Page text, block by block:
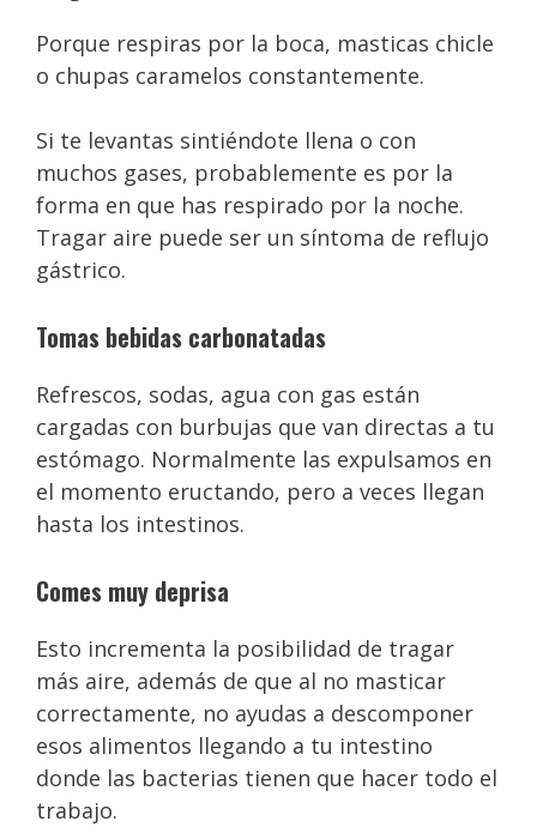
Porque respiras por la boca, masticas chicle
o chupas caramelos constantemente.
Si te levantas sintiéndote llena o con
muchos gases, probablemente es por la
forma en que has respirado por la noche.
Tragar aire puede ser un síntoma de reflujo
gástrico.
Tomas bebidas carbonatadas
Refrescos, sodas, agua con gas están
cargadas con burbujas que van directas a tu
estómago. Normalmente las expulsamos en
el momento eructando, pero a veces llegan
hasta los intestinos.
Comes muy deprisa
Esto incrementa la posibilidad de tragar
más aire, además de que al no masticar
correctamente, no ayudas a descomponer
esos alimentos llegando a tu intestino
donde las bacterias tienen que hacer todo el
trabajo.